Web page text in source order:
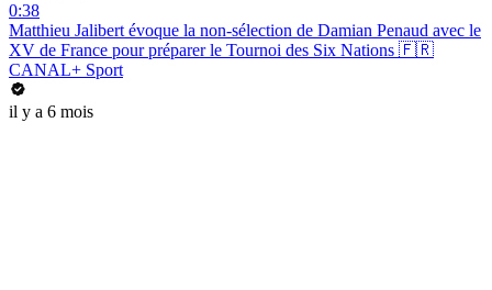
0:38
Matthieu Jalibert évoque la non-sélection de Damian Penaud avec le
XV de France pour préparer le Tournoi des Six Nations 🇫🇷
CANAL+ Sport
il y a 6 mois